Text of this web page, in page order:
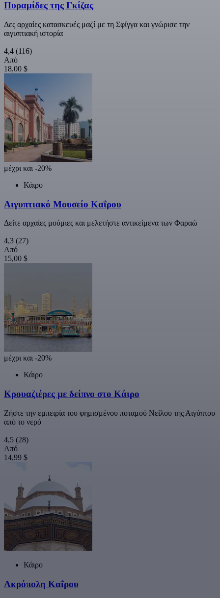
Πυραμίδες της Γκίζας
Δες αρχαίες κατασκευές μαζί με τη Σφίγγα και γνώρισε την
αιγυπτιακή ιστορία
4,4 (116)
Από
18,00 $
μέχρι και -20%
Κάιρο
Αιγυπτιακό Μουσείο Καΐρου
Δείτε αρχαίες μούμιες και μελετήστε αντικείμενα των Φαραώ
4,3 (27)
Από
15,00 $
μέχρι και -20%
Κάιρο
Κρουαζιέρες με δείπνο στο Κάιρο
Ζήστε την εμπειρία του φημισμένου ποταμού Νείλου της Αιγύπτου
από το νερό
4,5 (28)
Από
14,99 $
Κάιρο
Ακρόπολη Καΐρου